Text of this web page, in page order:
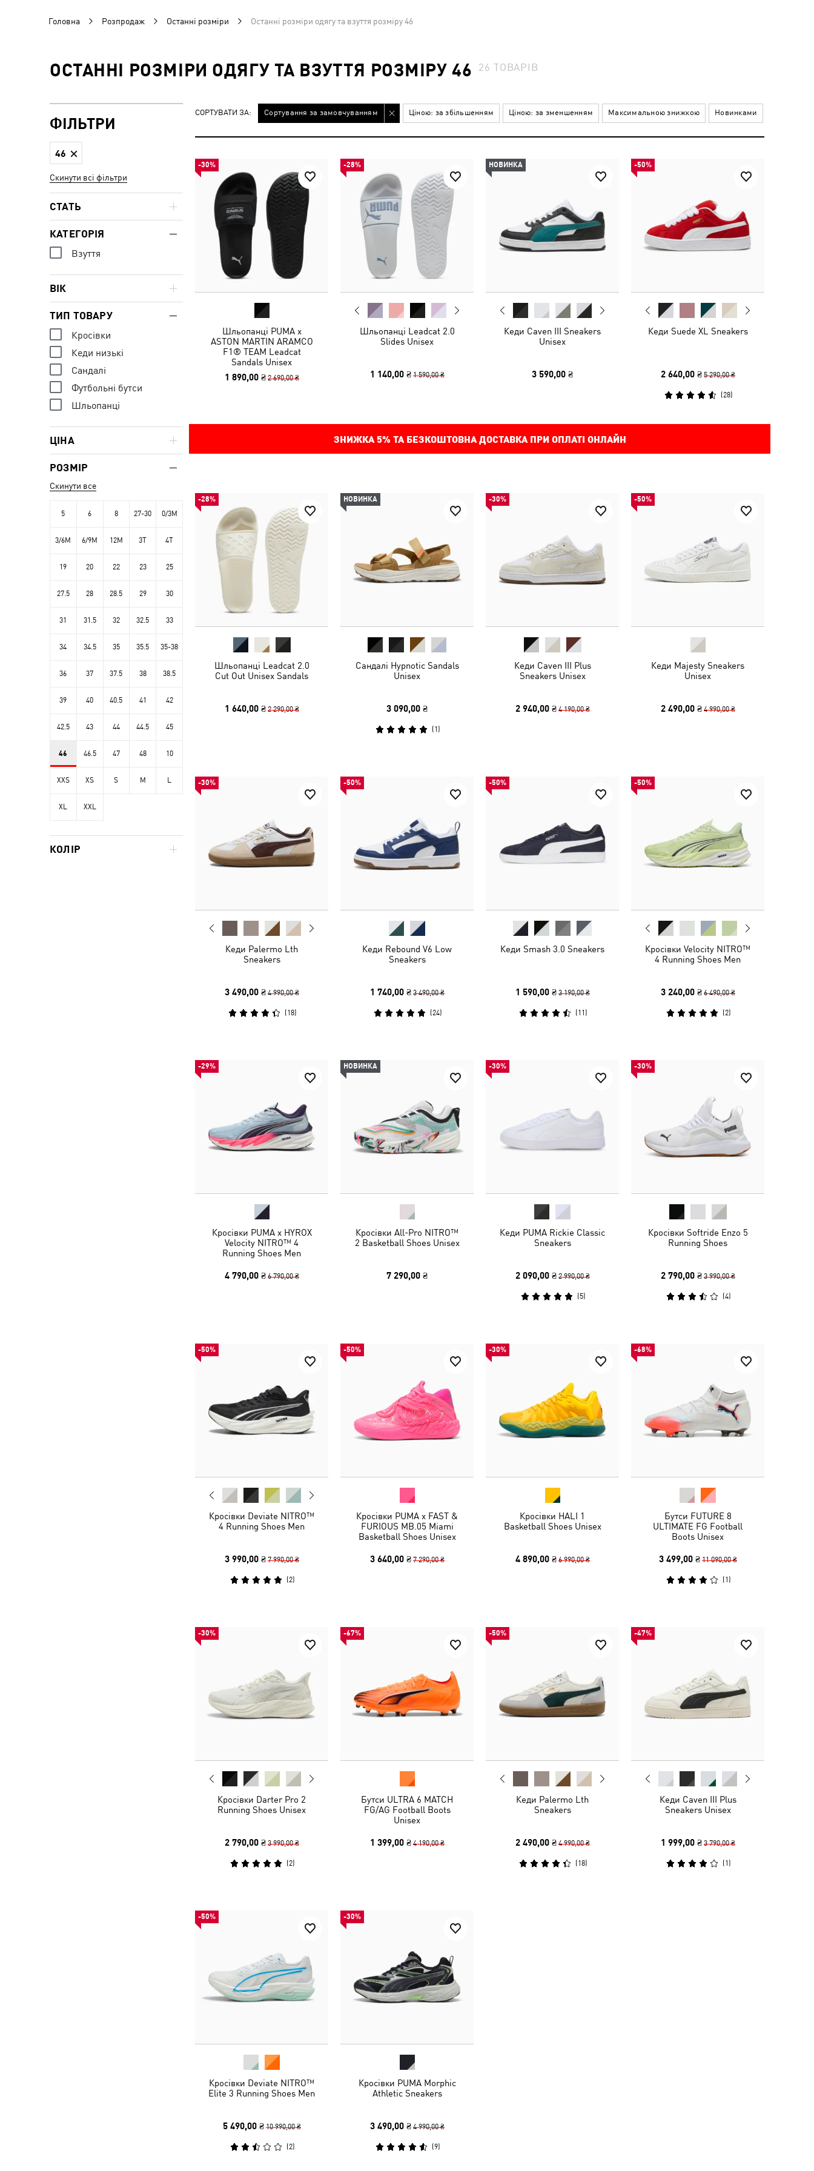
Головна Розпродаж Останні розміри Останні розміри одягу та взуття розміру 46
ОСТАННІ РОЗМІРИ ОДЯГУ ТА ВЗУТТЯ РОЗМІРУ 46 26 ТОВАРІВ
СОРТУВАТИ ЗА: Сортування за замовчуванням Ціною: за збільшенням Ціною: за зменшенням Максимальною знижкою Новинками
-30%
Шльопанці PUMA x
ASTON MARTIN ARAMCO
F1® TEAM Leadcat
Sandals Unisex
1 890,00 ₴ 2 690,00 ₴
-28%
Шльопанці Leadcat 2.0
Slides Unisex
1 140,00 ₴ 1 590,00 ₴
НОВИНКА
Кеди Caven III Sneakers
Unisex
3 590,00 ₴
-50%
Кеди Suede XL Sneakers
2 640,00 ₴ 5 290,00 ₴
(28)
ЗНИЖКА 5% ТА БЕЗКОШТОВНА ДОСТАВКА ПРИ ОПЛАТІ ОНЛАЙН
-28%
Шльопанці Leadcat 2.0
Cut Out Unisex Sandals
1 640,00 ₴ 2 290,00 ₴
НОВИНКА
Сандалі Hypnotic Sandals
Unisex
3 090,00 ₴
(1 )
-30%
Кеди Caven III Plus
Sneakers Unisex
2 940,00 ₴ 4 190,00 ₴
-50%
Кеди Majesty Sneakers
Unisex
2 490,00 ₴ 4 990,00 ₴
-30%
Кеди Palermo Lth
Sneakers
3 490,00 ₴ 4 990,00 ₴
(18)
-50%
Кеди Rebound V6 Low
Sneakers
1 740,00 ₴ 3 490,00 ₴
(24)
-50%
Кеди Smash 3.0 Sneakers
1 590,00 ₴ 3 190,00 ₴
(11 )
-50%
Кросівки Velocity NITRO™
4 Running Shoes Men
3 240,00 ₴ 6 490,00 ₴
(2)
-29%
Кросівки PUMA x HYROX
Velocity NITRO™ 4
Running Shoes Men
4 790,00 ₴ 6 790,00 ₴
НОВИНКА
Кросівки All-Pro NITRO™
2 Basketball Shoes Unisex
7 290,00 ₴
-30%
Кеди PUMA Rickie Classic
Sneakers
2 090,00 ₴ 2 990,00 ₴
(5)
-30%
Кросівки Softride Enzo 5
Running Shoes
2 790,00 ₴ 3 990,00 ₴
(4)
-50%
Кросівки Deviate NITRO™
4 Running Shoes Men
3 990,00 ₴ 7 990,00 ₴
(2)
-50%
Кросівки PUMA x FAST &
FURIOUS MB.05 Miami
Basketball Shoes Unisex
3 640,00 ₴ 7 290,00 ₴
-30%
Кросівки HALI 1
Basketball Shoes Unisex
4 890,00 ₴ 6 990,00 ₴
-68%
Бутси FUTURE 8
ULTIMATE FG Football
Boots Unisex
3 499,00 ₴ 11 090,00 ₴
(1 )
-30%
Кросівки Darter Pro 2
Running Shoes Unisex
2 790,00 ₴ 3 990,00 ₴
(2)
-67%
Бутси ULTRA 6 MATCH
FG/AG Football Boots
Unisex
1 399,00 ₴ 4 190,00 ₴
-50%
Кеди Palermo Lth
Sneakers
2 490,00 ₴ 4 990,00 ₴
(18)
-47%
Кеди Caven III Plus
Sneakers Unisex
1 999,00 ₴ 3 790,00 ₴
(1 )
-50%
Кросівки Deviate NITRO™
Elite 3 Running Shoes Men
5 490,00 ₴ 10 990,00 ₴
(2)
-30%
Кросівки PUMA Morphic
Athletic Sneakers
3 490,00 ₴ 4 990,00 ₴
(9)
ФІЛЬТРИ
46
Скинути всі фільтри
СТАТЬ
КАТЕГОРІЯ
Взуття
ВІК
ТИП ТОВАРУ
Кросівки
Кеди низькі
Сандалі
Футбольні бутси
Шльопанці
ЦІНА
РОЗМІР
Скинути все
5 6 8 27-30 0/3M
3/6M 6/9M 12M 3T 4T
19 20 22 23 25
27.5 28 28.5 29 30
31 31.5 32 32.5 33
34 34.5 35 35.5 35-38
36 37 37.5 38 38.5
39 40 40.5 41 42
42.5 43 44 44.5 45
46 46.5 47 48 10
XXS XS S M L
XL XXL
КОЛІР